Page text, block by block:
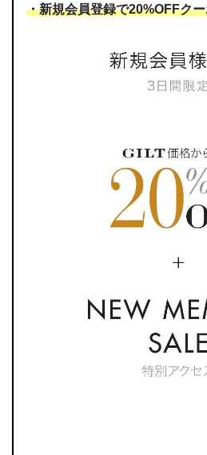
・新規会員登録で20%OFFク